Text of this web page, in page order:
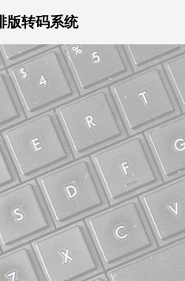
版转码系统